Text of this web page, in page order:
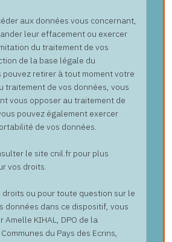
aux données vous concernant,
leur effacement ou exercer
du traitement de vos
de la base légale du
pouvez retirer à tout moment votre
traitement de vos données, vous
vous opposer au traitement de
pouvez également exercer
de vos données.
le site cnil.fr pour plus
vos droits.
droits ou pour toute question sur le
données dans ce dispositif, vous
Amelle KIHAL, DPO de la
du Pays des Ecrins,